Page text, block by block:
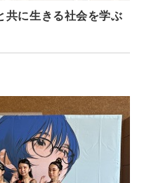
に生きる社会を学ぶ